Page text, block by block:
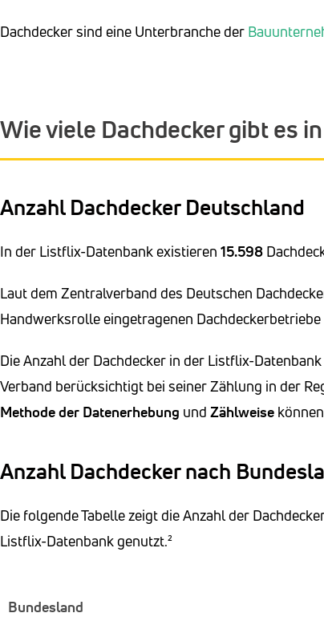
Dachdecker sind eine Unterbranche der
Wie viele Dachdecker gibt es
Anzahl Dachdecker Deutschland
In der Listflix-Datenbank existieren 15.598
Laut dem Zentralverband des Deutschen
Handwerksrolle eingetragenen Dachdeckerbetriebe
Die Anzahl der Dachdecker in der Listflix-
Verband berücksichtigt bei seiner Zählung in der
Methode der Datenerhebung und Zählweise
Anzahl Dachdecker nach
Die folgende Tabelle zeigt die Anzahl der
Listflix-Datenbank genutzt.²
Bundesland